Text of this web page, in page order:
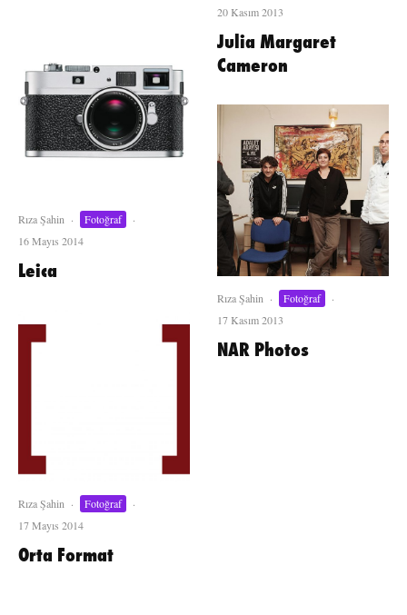
Rıza Şahin · Fotoğraf
·
16 Mayıs 2014
Leica
Rıza Şahin · Fotoğraf
·
17 Mayıs 2014
Orta Format
20 Kasım 2013
Julia Margaret
Cameron
Rıza Şahin · Fotoğraf
·
17 Kasım 2013
NAR Photos